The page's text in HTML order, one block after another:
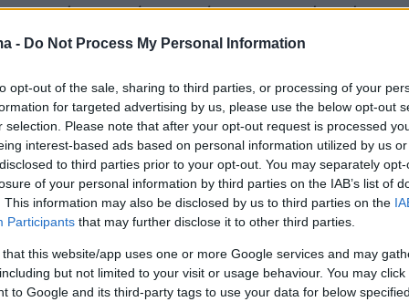
- Do Not Process My Personal Information
opt-out of the sale, sharing to third parties, or processing of your
for targeted advertising by us, please use the below opt-out
selection. Please note that after your opt-out request is processed
interest-based ads based on personal information utilized by us
to third parties prior to your opt-out. You may separately
of your personal information by third parties on the IAB’s list of
This information may also be disclosed by us to third parties on the
Participants that may further disclose it to other third parties.
that this website/app uses one or more Google services and may
but not limited to your visit or usage behaviour. You may
to Google and its third-party tags to use your data for below
για καύσωνα, έγινε γνωστό από τη
Υπηρεσία της χώρας, με «επιβαρυντικό
που θα μπορούσαν να «επηρεάσουν τις
καθιστώντας πιο αποπνικτικές τις
“heat dome” has descended on Europe, with one
to hit 47C this weekendhttps://t.co/
u8xL0Elqtv